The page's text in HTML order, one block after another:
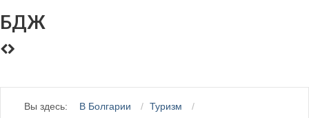
БДЖ
Вы здесь: В Болгарии Туризм